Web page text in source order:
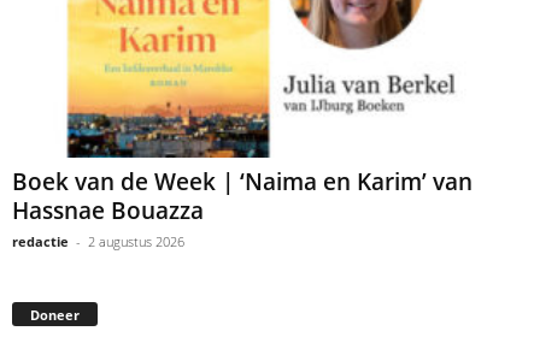
Boek van de Week | ‘Naima en Karim’ van
Hassnae Bouazza
redactie - 2 augustus 2026
Doneer